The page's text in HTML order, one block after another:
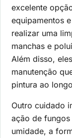
excelente
equipamentos
realizar uma
manchas e
Além disso,
manutenção
pintura ao
Outro cuidado
ação de
umidade, a